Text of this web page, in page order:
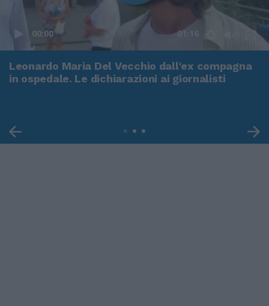
00:00 01:16
Leonardo Maria Del Vecchio dall'ex compagna
in ospedale. Le dichiarazioni ai giornalisti